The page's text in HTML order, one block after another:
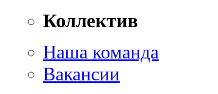
Коллектив
Наша команда
Вакансии